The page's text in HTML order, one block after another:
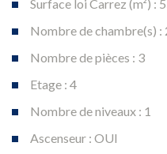
Surface loi Carrez (m²) :
Nombre de chambre(s) :
Nombre de pièces : 3
Etage : 4
Nombre de niveaux : 1
Ascenseur : OUI